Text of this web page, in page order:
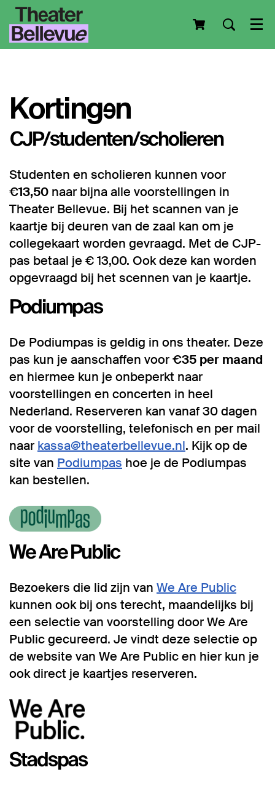
Kortingen
CJP/studenten/scholieren
Studenten en scholieren kunnen voor
€13,50 naar bijna alle voorstellingen in
Theater Bellevue. Bij het scannen van je
kaartje bij deuren van de zaal kan om je
collegekaart worden gevraagd. Met de CJP-
pas betaal je € 13,00. Ook deze kan worden
opgevraagd bij het scennen van je kaartje.
Podiumpas
De Podiumpas is geldig in ons theater. Deze
pas kun je aanschaffen voor€35 per maand
en hiermee kun je onbeperkt naar
voorstellingen en concerten in heel
Nederland. Reserveren kan vanaf 30 dagen
voor de voorstelling, telefonisch en per mail
naar kassa@theaterbellevue.nl. Kijk op de
site van Podiumpas hoe je de Podiumpas
kan bestellen.
We Are Public
Bezoekers die lid zijn van We Are Public
kunnen ook bij ons terecht, maandelijks bij
een selectie van voorstelling door We Are
Public gecureerd. Je vindt deze selectie op
de website van We Are Public en hier kun je
ook direct je kaartjes reserveren.
Stadspas